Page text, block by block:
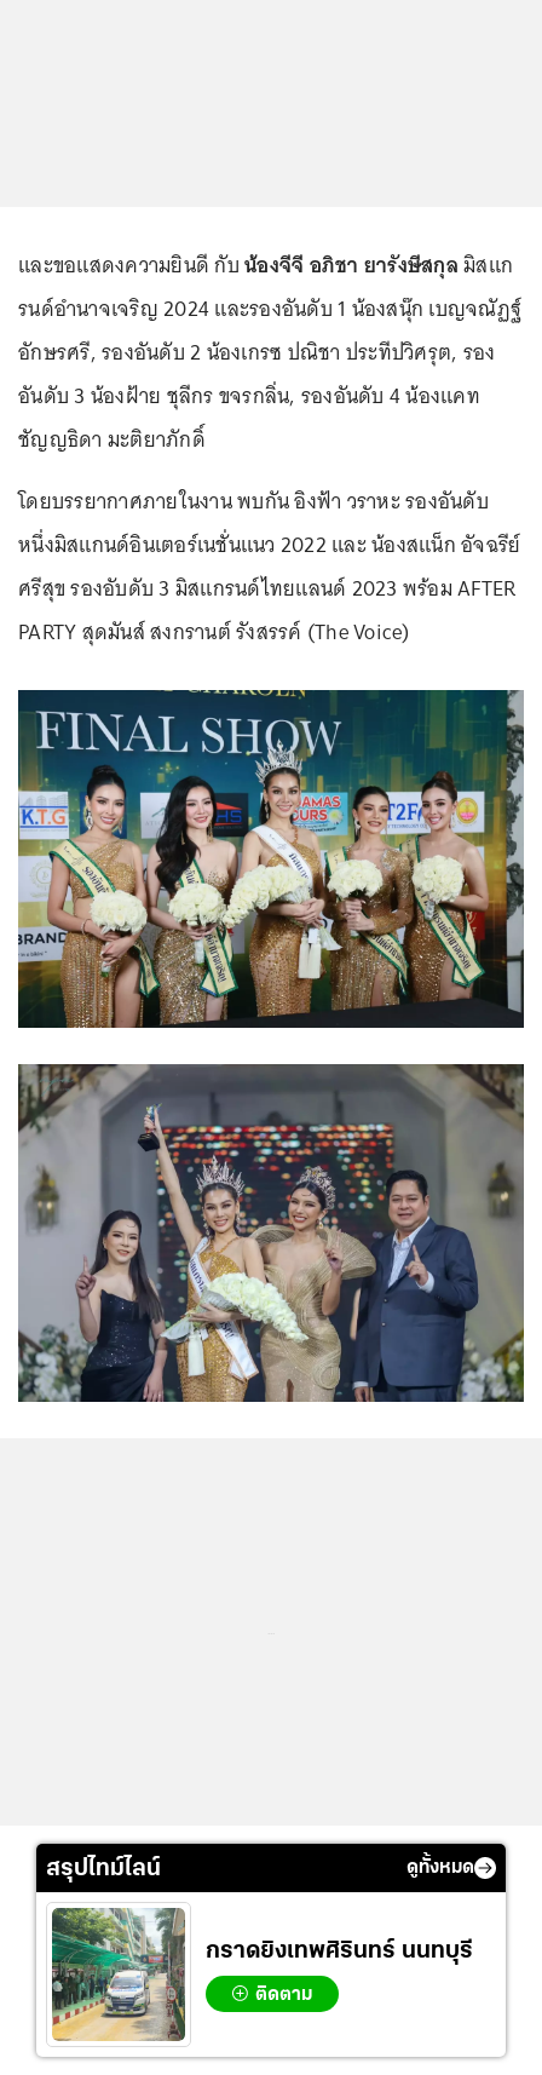
และขอแสดงความยินดี กับน้องจีจี อภิชา ยารังษีสกุลมิสแก
รนด์อำนาจเจริญ 2024 และรองอันดับ 1 น้องสนุ๊ก เบญจณัฏฐ์
อักษรศรี, รองอันดับ 2 น้องเกรซ ปณิชา ประทีปวิศรุต, รอง
อันดับ 3 น้องฝ้าย ชุลีกร ขจรกลิ่น, รองอันดับ 4 น้องแคท
ชัญญธิดา มะติยาภักดิ์
โดยบรรยากาศภายในงาน พบกัน อิงฟ้า วราหะ รองอันดับ
หนึ่งมิสแกนด์อินเตอร์เนชั่นแนว 2022 และ น้องสแน็ก อัจฉรีย์
ศรีสุข รองอับดับ 3 มิสแกรนด์ไทยแลนด์ 2023 พร้อม AFTER
PARTY สุดมันส์ สงกรานต์ รังสรรค์ (The Voice)
สรุปไทม์ไลน์ ดูทั้งหมด
กราดยิงเทพศิรินทร์ นนทบุรี
ติดตาม